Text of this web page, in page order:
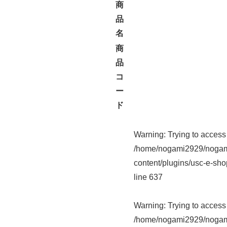
商
品
名
商
品
コ
ー
ド
Warning: Trying to
/home/nogami2929/
content/plugins/usc-e-
line637
Warning: Trying to
/home/nogami2929/